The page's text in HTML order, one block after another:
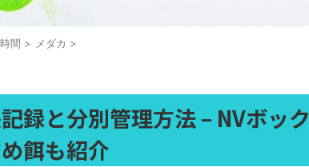
間 > メダカ >
録と分別管理方法 – NVボック
餌も紹介